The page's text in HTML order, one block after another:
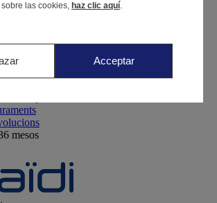
mesos
las cookies, haz clic aquí.
Acceptar